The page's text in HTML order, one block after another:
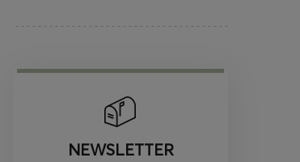
NEWSLETTER